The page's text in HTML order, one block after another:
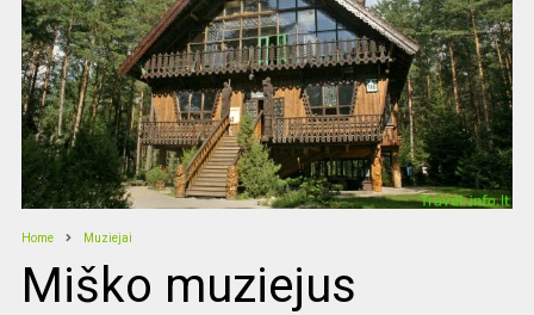
Home Muziejai
Miško muziejus